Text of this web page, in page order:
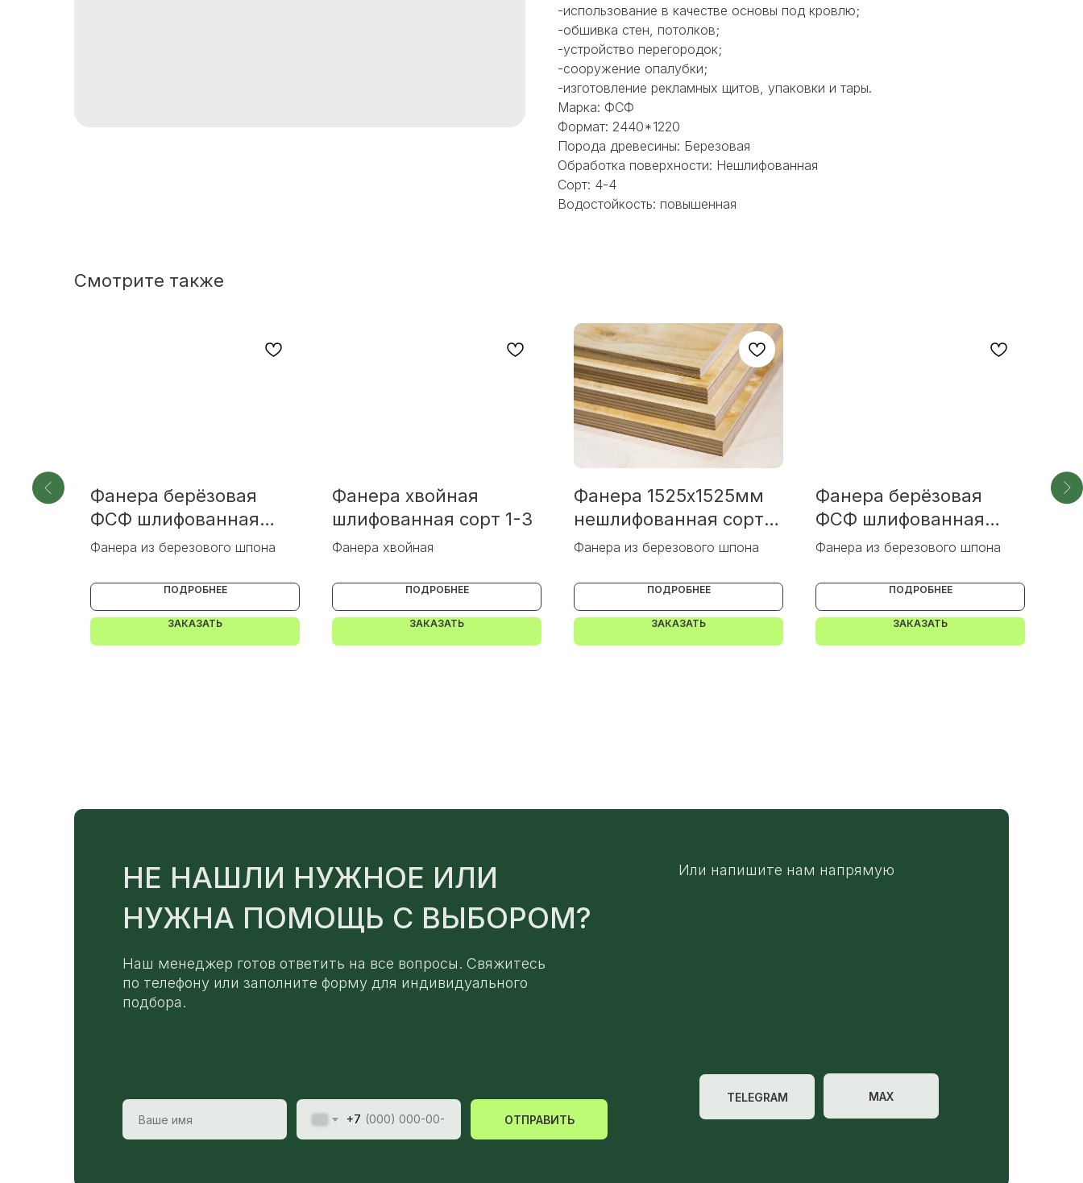
-использование в качестве основы под кровлю;
-обшивка стен, потолков;
-устройство перегородок;
-сооружение опалубки;
-изготовление рекламных щитов, упаковки и тары.
Марка: ФСФ
Формат: 2440*1220
Порода древесины: Березовая
Обработка поверхности: Нешлифованная
Сорт: 4-4
Водостойкость: повышенная
Смотрите также
Фанера берёзовая
ФСФ шлифованная
сорт 2-2
Фанера из березового шпона
ПОДРОБНЕЕ
ЗАКАЗАТЬ
Фанера хвойная
шлифованная сорт 1-3
Фанера хвойная
ПОДРОБНЕЕ
ЗАКАЗАТЬ
Фанера 1525х1525мм
нешлифованная сорт
4-4
Фанера из березового шпона
ПОДРОБНЕЕ
ЗАКАЗАТЬ
Фанера берёзовая
ФСФ шлифованная
сорт 2-4
Фанера из березового шпона
ПОДРОБНЕЕ
ЗАКАЗАТЬ
НЕ НАШЛИ НУЖНОЕ ИЛИ
НУЖНА ПОМОЩЬ С ВЫБОРОМ?
Или напишите нам напрямую
Наш менеджер готов ответить на все вопросы. Свяжитесь
по телефону или заполните форму для индивидуального
подбора.
+7 ОТПРАВИТЬ
MAX
TELEGRAM